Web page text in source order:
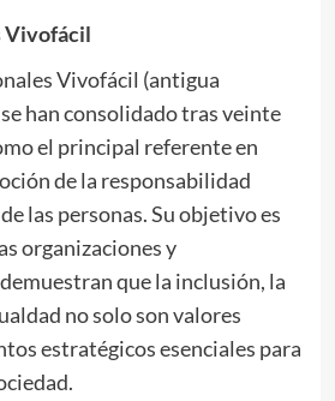
Vivofácil
Vivofácil (antigua
han consolidado tras veinte
el principal referente en
de la responsabilidad
las personas. Su objetivo es
organizaciones y
que la inclusión, la
no solo son valores
estratégicos esenciales para